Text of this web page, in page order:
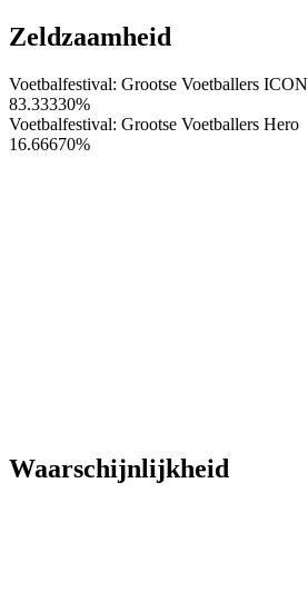
Zeldzaamheid
Voetbalfestival: Grootse Voetballers ICON
83.33330%
Voetbalfestival: Grootse Voetballers Hero
16.66670%
Waarschijnlijkheid